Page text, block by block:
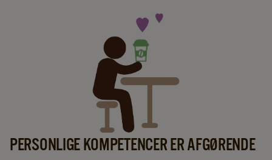
PERSONLIGE KOMPETENCER ER AFGØRENDE